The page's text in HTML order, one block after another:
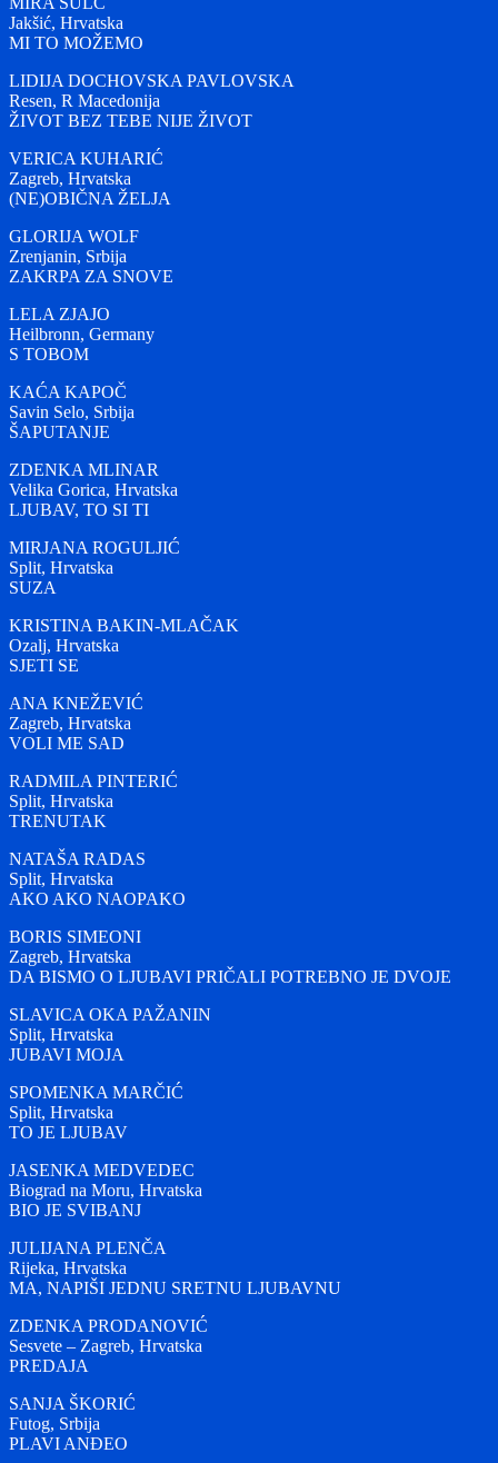
Jakšić, Hrvatska
MI TO MOŽEMO
LIDIJA DOCHOVSKA PAVLOVSKA
Resen, R Macedonija
ŽIVOT BEZ TEBE NIJE ŽIVOT
VERICA KUHARIĆ
Zagreb, Hrvatska
(NE)OBIČNA ŽELJA
GLORIJA WOLF
Zrenjanin, Srbija
ZAKRPA ZA SNOVE
LELA ZJAJO
Heilbronn, Germany
S TOBOM
KAĆA KAPOČ
Savin Selo, Srbija
ŠAPUTANJE
ZDENKA MLINAR
Velika Gorica, Hrvatska
LJUBAV, TO SI TI
MIRJANA ROGULJIĆ
Split, Hrvatska
SUZA
KRISTINA BAKIN-MLAČAK
Ozalj, Hrvatska
SJETI SE
ANA KNEŽEVIĆ
Zagreb, Hrvatska
VOLI ME SAD
RADMILA PINTERIĆ
Split, Hrvatska
TRENUTAK
NATAŠA RADAS
Split, Hrvatska
AKO AKO NAOPAKO
BORIS SIMEONI
Zagreb, Hrvatska
DA BISMO O LJUBAVI PRIČALI POTREBNO JE DVOJE
SLAVICA OKA PAŽANIN
Split, Hrvatska
JUBAVI MOJA
SPOMENKA MARČIĆ
Split, Hrvatska
TO JE LJUBAV
JASENKA MEDVEDEC
Biograd na Moru, Hrvatska
BIO JE SVIBANJ
JULIJANA PLENČA
Rijeka, Hrvatska
MA, NAPIŠI JEDNU SRETNU LJUBAVNU
ZDENKA PRODANOVIĆ
Sesvete – Zagreb, Hrvatska
PREDAJA
SANJA ŠKORIĆ
Futog, Srbija
PLAVI ANĐEO